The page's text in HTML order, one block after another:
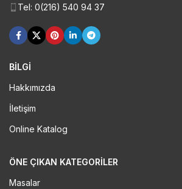
Tel: 0(216) 540 94 37
BİLGİ
Hakkımızda
İletişim
Online Katalog
ÖNE ÇIKAN KATEGORILER
Masalar